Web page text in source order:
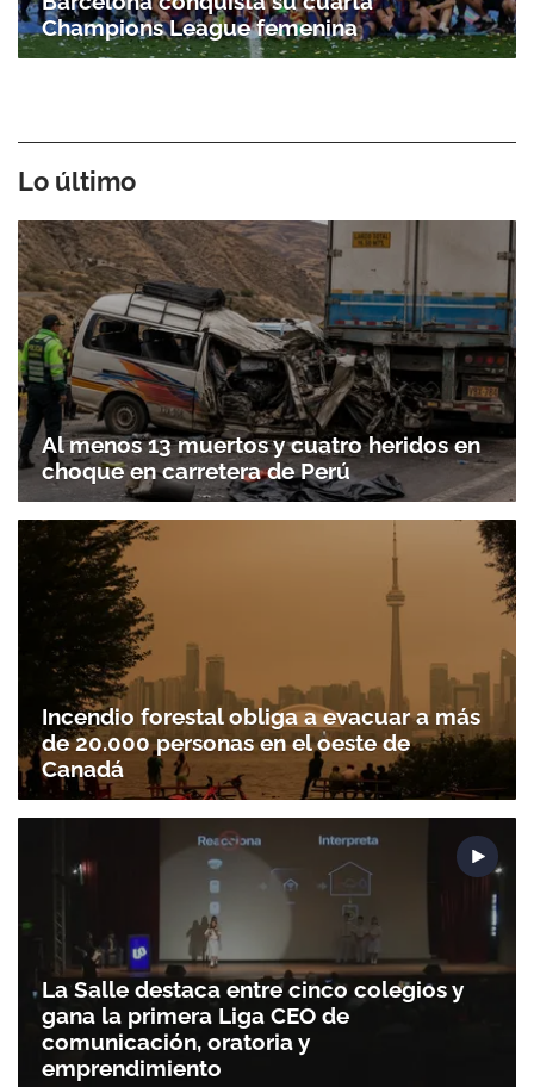
Champions League femenina
Lo último
Al menos 13 muertos y cuatro heridos en
choque en carretera de Perú
Incendio forestal obliga a evacuar a más
de 20.000 personas en el oeste de
Canadá
La Salle destaca entre cinco colegios y
gana la primera Liga CEO de
comunicación, oratoria y
emprendimiento